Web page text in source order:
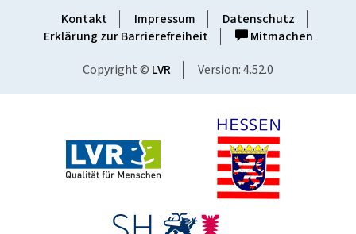
Kontakt Impressum
Datenschutz
Erklärung zur Barrierefreiheit
Mitmachen
Copyright © LVR Version: 4.52.0